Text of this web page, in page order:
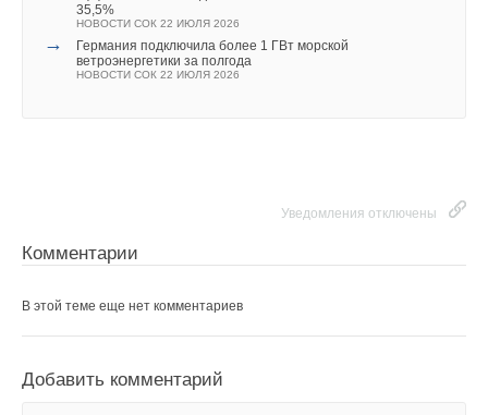
35,5%
НОВОСТИ СОК 22 ИЮЛЯ 2026
→
Германия подключила более 1 ГВт морской
ветроэнергетики за полгода
НОВОСТИ СОК 22 ИЮЛЯ 2026
Уведомления отключены
Комментарии
В этой теме еще нет комментариев
Добавить комментарий